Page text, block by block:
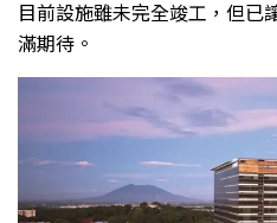
目前設施雖未完全竣工，但已
滿期待。